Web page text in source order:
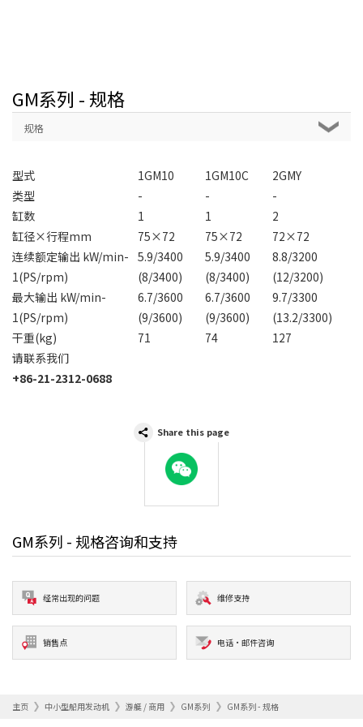
GM系列 - 规格
规格
型式 1GM10 1GM10C
2GMY
类型
- -
-
缸数
1 1
2
缸径×行程mm
75×72 75×72
72×72
连续额定输出 kW/min-
1(PS/rpm)
5.9/3400
(8/3400)
5.9/3400
(8/3400)
8.8/3200
(12/3200)
最大输出 kW/min-
1(PS/rpm)
6.7/3600
(9/3600)
6.7/3600
(9/3600)
9.7/3300
(13.2/3300)
干重(kg)
71 74
127
请联系我们
+86-21-2312-0688
Share this page
WeChat
GM系列 - 规格咨询和支持
经常出现的问题 维修支持
销售点 电话·邮件咨询
主页 中小型船用发动机 游艇 / 商用 GM系列 GM系列 - 规格